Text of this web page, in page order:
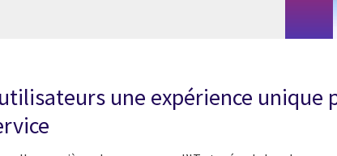
une expérience unique